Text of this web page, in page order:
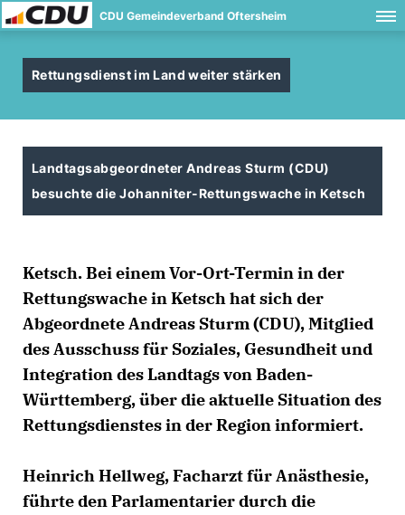
CDU Gemeindeverband Oftersheim
Rettungsdienst im Land weiter stärken
Landtagsabgeordneter Andreas Sturm (CDU)
besuchte die Johanniter-Rettungswache in Ketsch
Ketsch. Bei einem Vor-Ort-Termin in der
Rettungswache in Ketsch hat sich der
Abgeordnete Andreas Sturm (CDU), Mitglied
des Ausschuss für Soziales, Gesundheit und
Integration des Landtags von Baden-
Württemberg, über die aktuelle Situation des
Rettungsdienstes in der Region informiert.
Heinrich Hellweg, Facharzt für Anästhesie,
führte den Parlamentarier durch die